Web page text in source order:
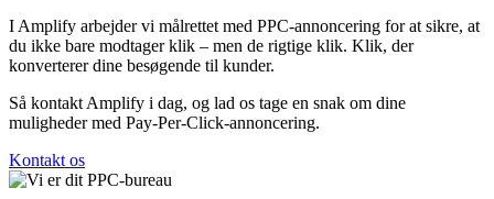
I Amplify arbejder vi målrettet med PPC-annoncering for at sikre, at
du ikke bare modtager klik – men de rigtige klik. Klik, der
konverterer dine besøgende til kunder.
Så kontakt Amplify i dag, og lad os tage en snak om dine
muligheder med Pay-Per-Click-annoncering.
Kontakt os